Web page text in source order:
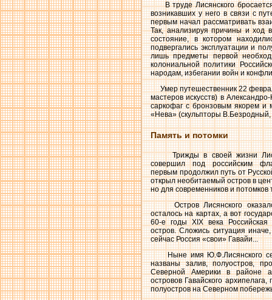
В труде Лисянского бросается
возникавших у него в связи с
первым начал рассматривать
Так, анализируя причины и ход
состояние, в котором
подвергались эксплуатации и
лишь предметы первой
колониальной политики
народам, избегании войн и
Умер путешественник 22
мастеров искусств) в
саркофаг с бронзовым якорем и
«Нева» (скульпторы
Память и потомки
Трижды в своей жизни
совершил под российским
первым продолжил путь от
открыл необитаемый остров в
но для современников и потомков
Остров Лисянского
осталось на картах, а вот
60-е годы XIX века
остров. Сложись ситуация
сейчас Россия «свои» Гавайи...
Ныне имя Ю.Ф.Лисянского
названы залив, полуостров,
Северной Америки в районе
островов Гавайского
полуостров на Северном